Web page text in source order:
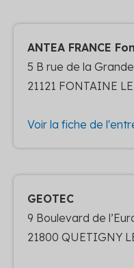
ANTEA FRANCE
5 B rue de la
21121 FONTAINE
Voir la fiche de
GEOTEC
9 Boulevard de
21800 QUETIGNY